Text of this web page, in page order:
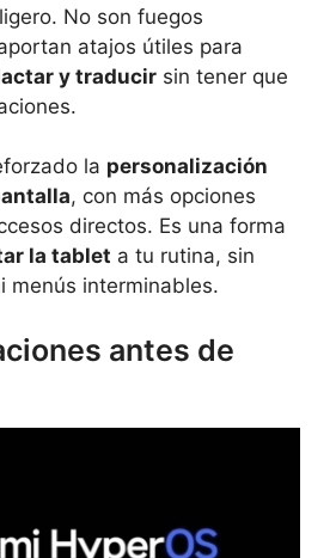
No son fuegos
atajos útiles para
y traducir sin tener que
la personalización
, con más opciones
directos. Es una forma
la tablet a tu rutina, sin
menús interminables.
antes de